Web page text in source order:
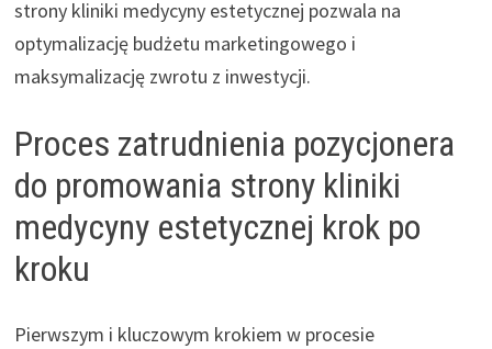
strony kliniki medycyny estetycznej pozwala na
optymalizację budżetu marketingowego i
maksymalizację zwrotu z inwestycji.
Proces zatrudnienia pozycjonera
do promowania strony kliniki
medycyny estetycznej krok po
kroku
Pierwszym i kluczowym krokiem w procesie